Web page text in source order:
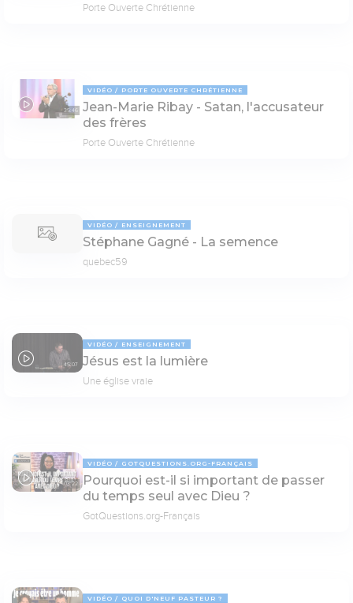
Porte Ouverte Chrétienne
35:46
VIDÉO PORTE OUVERTE CHRÉTIENNE
Jean-Marie Ribay - Satan, l'accusateur
des frères
Porte Ouverte Chrétienne
VIDÉO ENSEIGNEMENT
Stéphane Gagné - La semence
quebec59
45:07
VIDÉO ENSEIGNEMENT
Jésus est la lumière
Une église vraie
03:22
VIDÉO GOTQUESTIONS.ORG-FRANÇAIS
Pourquoi est-il si important de passer
du temps seul avec Dieu ?
GotQuestions.org-Français
VIDÉO QUOI D'NEUF PASTEUR ?